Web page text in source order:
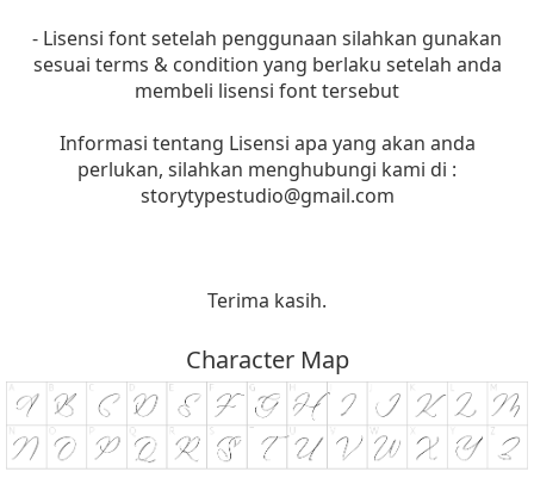
- Lisensi font setelah penggunaan silahkan gunakan
sesuai terms & condition yang berlaku setelah anda
membeli lisensi font tersebut
Informasi tentang Lisensi apa yang akan anda
perlukan, silahkan menghubungi kami di :
storytypestudio@gmail.com
Terima kasih.
Character Map